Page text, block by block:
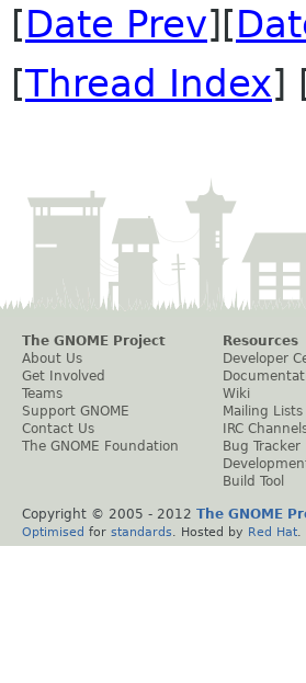
[Date Prev][
[Thread Index]
The GNOME Project
About Us
Get Involved
Teams
Support GNOME
Contact Us
The GNOME Foundation
Resources
Developer
Wiki
Mailing Lists
IRC
Bug Tracker
Build Tool
Copyright © 2005 - 2012 The GNOME
Optimised for standards . Hosted by Red Hat